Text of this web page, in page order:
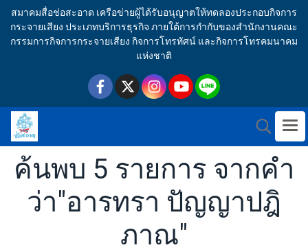
สมาคมสื่อช่อสะอาด เครือข่ายผู้ได้รับอนุญาตให้ทดลองประกอบกิจการ
กระจายเสียง ประเภทบริการธุรกิจ ภายใต้การกำกับของสำนักงานคณะ
กรรมการกิจการกระจายเสียง กิจการโทรทัศน์ และกิจการโทรคมนาคม
แห่งชาติ
ค้นพบ 5 รายการ จากคำ
ว่า"อารทรา ปัญญาปฎิ
ภาณ"